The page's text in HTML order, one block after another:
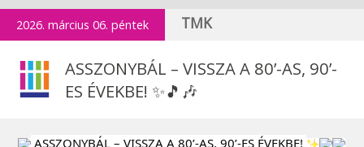
2026. március 06. péntek TMK
ASSZONYBÁL – VISSZA A 80’-AS, 90’-
ES ÉVEKBE! ✨🎵🎶
ASSZONYBÁL – VISSZA A 80’-AS, 90’-ES ÉVEKBE!